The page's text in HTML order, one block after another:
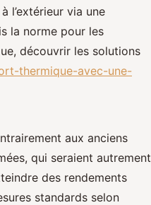
l’extérieur via une
la norme pour les
découvrir les solutions
thermique-avec-une-
aux anciens
qui seraient autrement
des rendements
standards selon